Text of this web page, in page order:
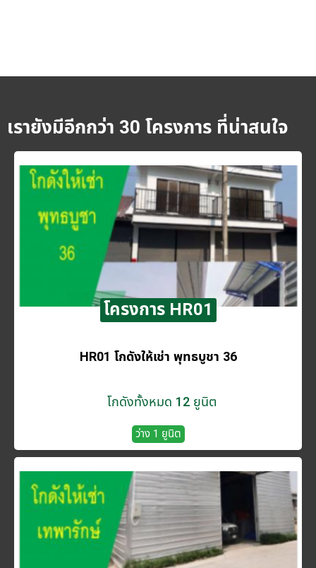
เรายังมีอีกกว่า 30 โครงการ ที่น่าสนใจ
โครงการ HR01
HR01 โกดังให้เช่า พุทธบูชา 36
โกดังทั้งหมด 12 ยูนิต
ว่าง 1 ยูนิต